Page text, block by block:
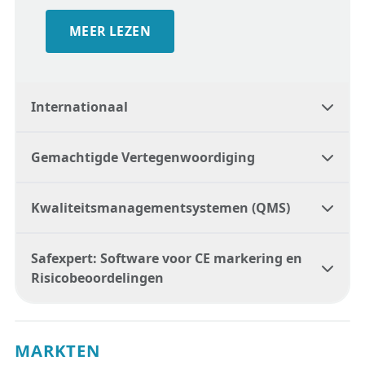
MEER LEZEN
Internationaal
Gemachtigde Vertegenwoordiging
Kwaliteitsmanagementsystemen (QMS)
Safexpert: Software voor CE markering en
Risicobeoordelingen
MARKTEN